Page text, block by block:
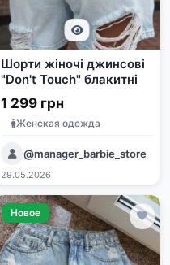
Шорти жіночі джинсові
"Don't Touch" блакитні
1 299 грн
Женская одежда
@manager_barbie_store
29.05.2026
Новое